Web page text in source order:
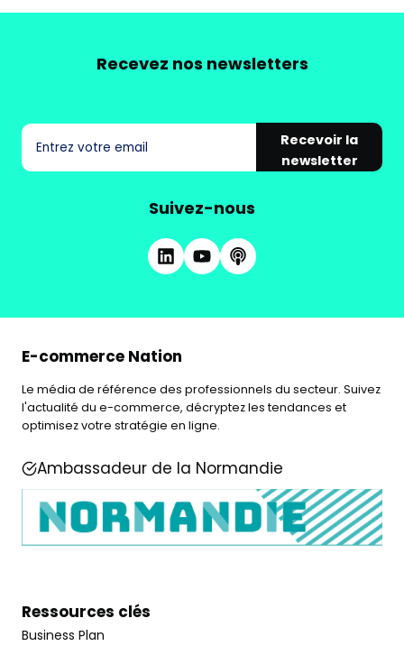
Recevez nos newsletters
Recevoir la
newsletter
Suivez-nous
E-commerce Nation
Le média de référence des professionnels du secteur. Suivez
l'actualité du e-commerce, décryptez les tendances et
optimisez votre stratégie en ligne.
Ambassadeur de la Normandie
Ressources clés
Business Plan